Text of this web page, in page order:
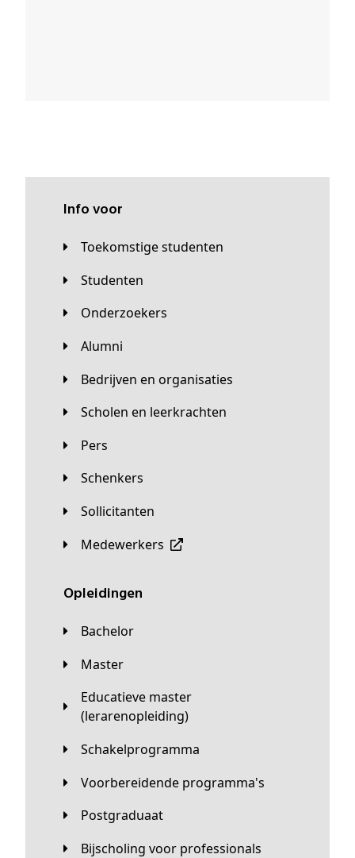
Info voor
Toekomstige studenten
Studenten
Onderzoekers
Alumni
Bedrijven en organisaties
Scholen en leerkrachten
Pers
Schenkers
Sollicitanten
Medewerkers
Opleidingen
Bachelor
Master
Educatieve master
(lerarenopleiding)
Schakelprogramma
Voorbereidende programma's
Postgraduaat
Bijscholing voor professionals